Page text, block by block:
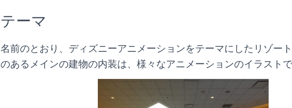
テーマ
名前のとおり、ディズニーアニメーションをテーマにしたリゾー
のあるメインの建物の内装は、様々なアニメーションのイラストで